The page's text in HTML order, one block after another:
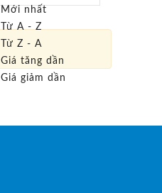
Mới nhất
Từ A - Z
Từ Z - A
Giá tăng dần
Giá giảm dần